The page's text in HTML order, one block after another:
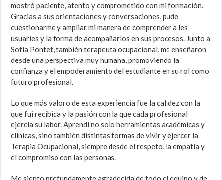
mostró paciente, atento y comprometido con mi formación.
Gracias a sus orientaciones y conversaciones, pude
cuestionarme y ampliar mi manera de comprender a les
usuaries y la forma de acompañarlos en sus procesos. Junto a
Sofía Pontet, también terapeuta ocupacional, me enseñaron
desde una perspectiva muy humana, promoviendo la
confianza y el empoderamiento del estudiante en su rol como
futuro profesional.
Lo que más valoro de esta experiencia fue la calidez con la
que fui recibida y la pasión con la que cada profesional
ejercía su labor. Aprendí no solo herramientas académicas y
clínicas, sino también distintas formas de vivir y ejercer la
Terapia Ocupacional, siempre desde el respeto, la empatía y
el compromiso con las personas.